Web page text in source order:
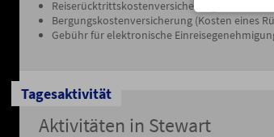
Reiserücktrittskostenversicherung sowie
Bergungskostenversicherung (Kosten eines
Gebühr für elektronische
Tagesaktivität
Aktivitäten in Stewart